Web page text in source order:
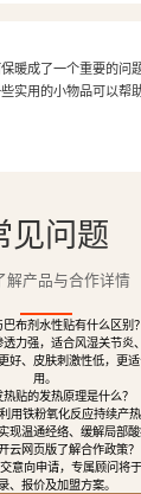
成了一个重要的问
实用的小物品可以帮
见问题
解产品与合作详情
布剂水性贴有什么区别？
力强，适合风湿关节炎
好、皮肤刺激性低，更
用。
贴的发热原理是什么？
用铁粉氧化反应持续产
现温通经络、缓解局部酸
云网页版了解合作政策？
意向申请，专属顾问将
、报价及加盟方案。